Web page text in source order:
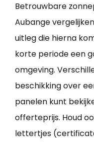
Betrouwbare
Aubange
uitleg die hierna
korte periode een
omgeving.
beschikking over
panelen kunt
offerteprijs. Houd
lettertjes